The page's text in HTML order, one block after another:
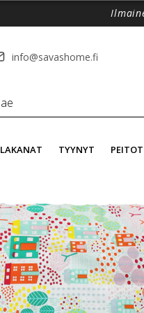
info@savashome.fi
LAKANAT TYYNYT PEITOT